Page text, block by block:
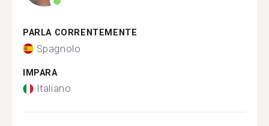
PARLA CORRENTEMENTE
Spagnolo
IMPARA
Italiano